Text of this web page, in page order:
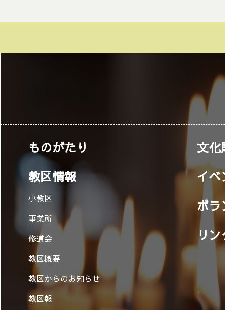
ものがたり
教区情報
小教区
事業所
修道会
教区概要
教区からのお知らせ
教区報
文化
イベ
ボラ
リ